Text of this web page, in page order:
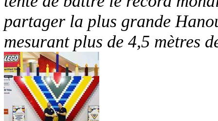
partager la plus grande
mesurant plus de 4,5 mètres